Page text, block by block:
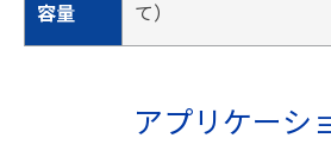
容量
て）
アプリケーシ